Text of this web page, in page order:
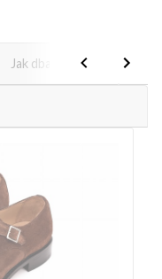
Jak dbać o buty